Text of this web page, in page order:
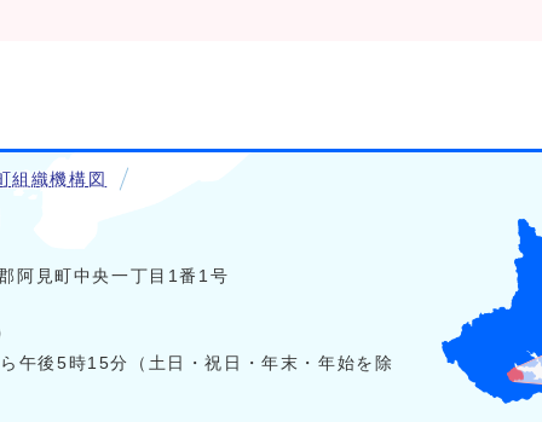
組織機構図
阿見町中央一丁目1番1号
午後5時15分（土日・祝日・年末・年始を除